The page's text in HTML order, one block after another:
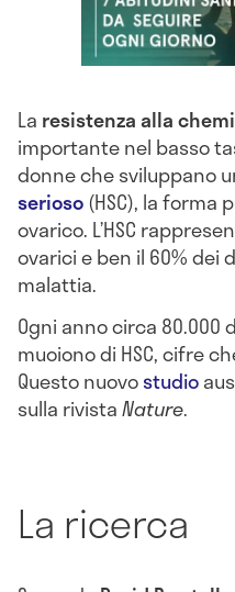
La resistenza alla
importante nel basso
donne che sviluppano
serioso(HSC), la forma
ovarico. L’HSC
ovarici e ben il 60% dei
malattia.
Ogni anno circa
muoiono di HSC, cifre
Questo nuovostudio
sulla rivistaNature.
La ricerca